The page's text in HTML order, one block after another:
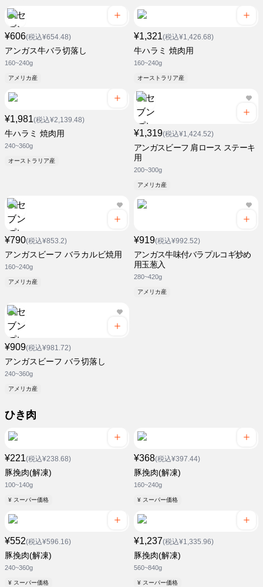
¥606(税込¥654.48)
アンガス牛バラ切落し
160~240g
アメリカ産
¥1,321(税込¥1,426.68)
牛ハラミ 焼肉用
160~240g
オーストラリア産
¥1,981(税込¥2,139.48)
牛ハラミ 焼肉用
240~360g
オーストラリア産
¥1,319(税込¥1,424.52)
アンガスビーフ 肩ロース ステーキ
用
200~300g
アメリカ産
¥790(税込¥853.2)
アンガスビーフ バラカルビ焼用
160~240g
アメリカ産
¥919(税込¥992.52)
アンガス牛味付バラプルコギ炒め
用玉葱入
280~420g
アメリカ産
¥909(税込¥981.72)
アンガスビーフ バラ切落し
240~360g
アメリカ産
ひき肉
¥221(税込¥238.68)
豚挽肉(解凍)
100~140g
¥ スーパー価格
¥368(税込¥397.44)
豚挽肉(解凍)
160~240g
¥ スーパー価格
¥552(税込¥596.16)
豚挽肉(解凍)
240~360g
¥ スーパー価格
¥1,237(税込¥1,335.96)
豚挽肉(解凍)
560~840g
¥ スーパー価格